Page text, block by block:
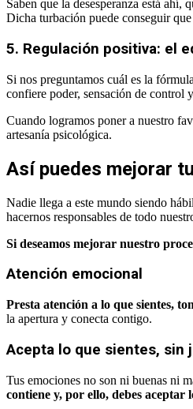
Saben que la desesperanza está
Dicha turbación puede conseguir
5. Regulación positiva: el
Si nos preguntamos cuál es la
confiere poder, sensación de control
Cuando logramos poner a nuestro
artesanía psicológica.
Así puedes mejorar
Nadie llega a este mundo siendo
hacernos responsables de todo
Si deseamos mejorar nuestro
Atención emocional
Presta atención a lo que sientes,
la apertura y conecta contigo.
Acepta lo que sientes, sin
Tus emociones no son ni buenas ni
contiene y, por ello, debes